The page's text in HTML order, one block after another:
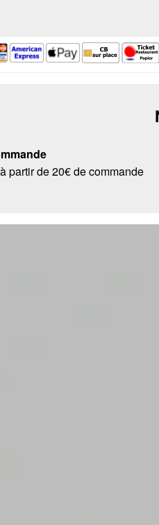
partir de 20€ de commande